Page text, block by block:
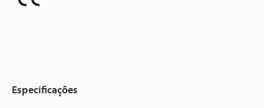
Especificações